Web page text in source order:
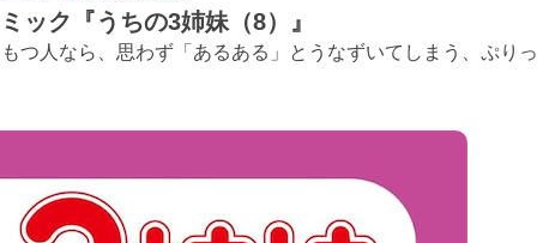
ック『うちの3姉妹（8）』
つ人なら、思わず「あるある」とうなずいてしまう、ぷり